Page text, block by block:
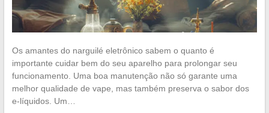
Os amantes do narguilé eletrônico sabem o quanto é
importante cuidar bem do seu aparelho para prolongar seu
funcionamento. Uma boa manutenção não só garante uma
melhor qualidade de vape, mas também preserva o sabor dos
e-líquidos. Um…